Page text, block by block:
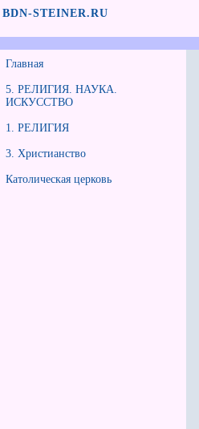
BDN-STEINER.RU
Главная
5. РЕЛИГИЯ. НАУКА.
ИСКУССТВО
1. РЕЛИГИЯ
3. Христианство
Католическая церковь